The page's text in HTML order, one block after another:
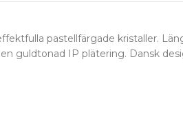
pastellfärgade kristaller.
guldtonad IP plätering. Dansk